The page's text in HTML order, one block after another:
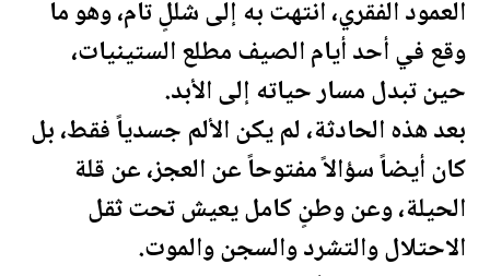
العمود الفقري، انتهت به إلى شللٍ تام، وهو ما
وقع في أحد أيام الصيف مطلع الستينيات،
حين تبدل مسار حياته إلى الأبد.
بعد هذه الحادثة، لم يكن الألم جسدياً فقط، بل
كان أيضاً سؤالاً مفتوحاً عن العجز، عن قلة
الحيلة، وعن وطنٍ كامل يعيش تحت ثقل
الاحتلال والتشرد والسجن والموت.